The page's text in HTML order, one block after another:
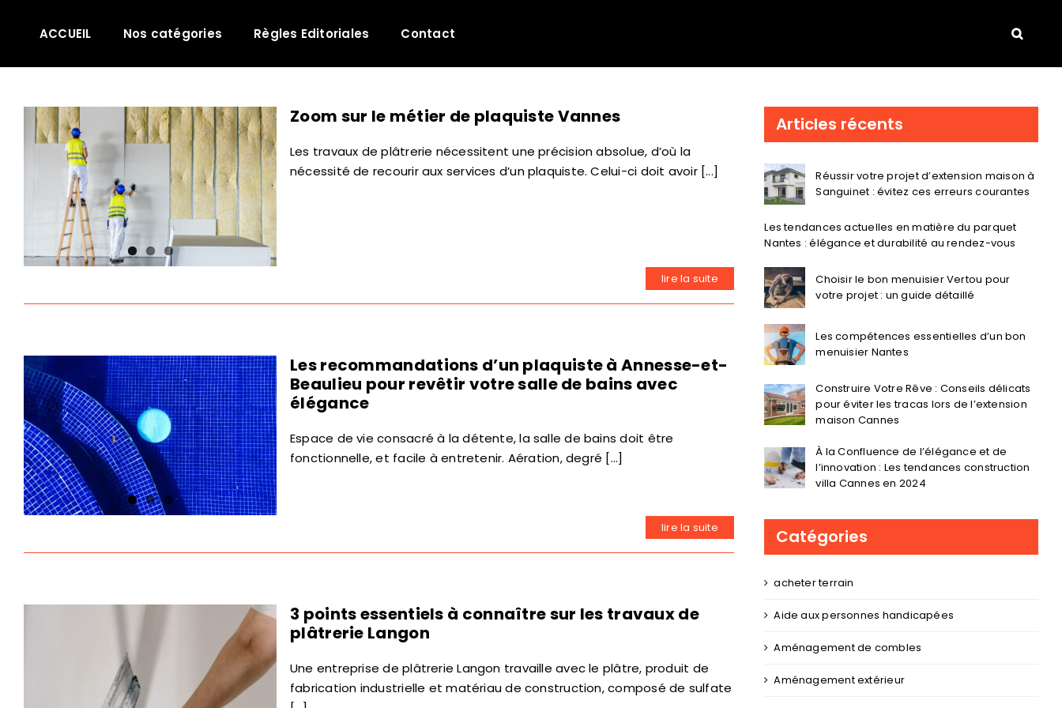
ACCUEIL Nos catégories Règles Editoriales Contact
Zoom sur le métier de plaquiste Vannes
Les travaux de plâtrerie nécessitent une précision absolue, d’où la
nécessité de recourir aux services d’un plaquiste. Celui-ci doit avoir [...]
lire la suite
Les recommandations d’un plaquiste à Annesse-et-
Beaulieu pour revêtir votre salle de bains avec
élégance
Espace de vie consacré à la détente, la salle de bains doit être
fonctionnelle, et facile à entretenir. Aération, degré [...]
lire la suite
3 points essentiels à connaître sur les travaux de
plâtrerie Langon
Une entreprise de plâtrerie Langon travaille avec le plâtre, produit de
fabrication industrielle et matériau de construction, composé de sulfate
Articles récents
Réussir votre projet d’extension maison à
Sanguinet : évitez ces erreurs courantes
Les tendances actuelles en matière du parquet
Nantes : élégance et durabilité au rendez-vous
Choisir le bon menuisier Vertou pour
votre projet : un guide détaillé
Les compétences essentielles d’un bon
menuisier Nantes
Construire Votre Rêve : Conseils délicats
pour éviter les tracas lors de l’extension
maison Cannes
À la Confluence de l’élégance et de
l’innovation : Les tendances construction
villa Cannes en 2024
Catégories
acheter terrain
Aide aux personnes handicapées
Aménagement de combles
Aménagement extérieur